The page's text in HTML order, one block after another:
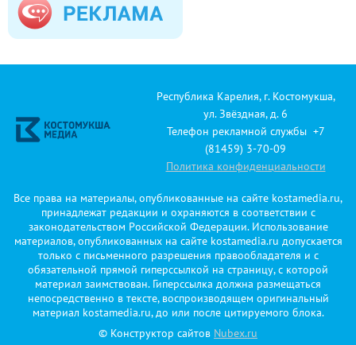
Республика Карелия, г. Костомукша,
ул. Звёздная, д. 6
Телефон рекламной службы +7
(81459) 3-70-09
Политика конфиденциальности
Все права на материалы, опубликованные на сайте kostamedia.ru,
принадлежат редакции и охраняются в соответствии с
законодательством Российской Федерации. Использование
материалов, опубликованных на сайте kostamedia.ru допускается
только с письменного разрешения правообладателя и с
обязательной прямой гиперссылкой на страницу, с которой
материал заимствован. Гиперссылка должна размещаться
непосредственно в тексте, воспроизводящем оригинальный
материал kostamedia.ru, до или после цитируемого блока.
© Конструктор сайтов Nubex.ru